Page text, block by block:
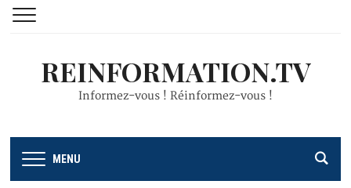
REINFORMATION.TV
Informez-vous ! Réinformez-vous !
MENU